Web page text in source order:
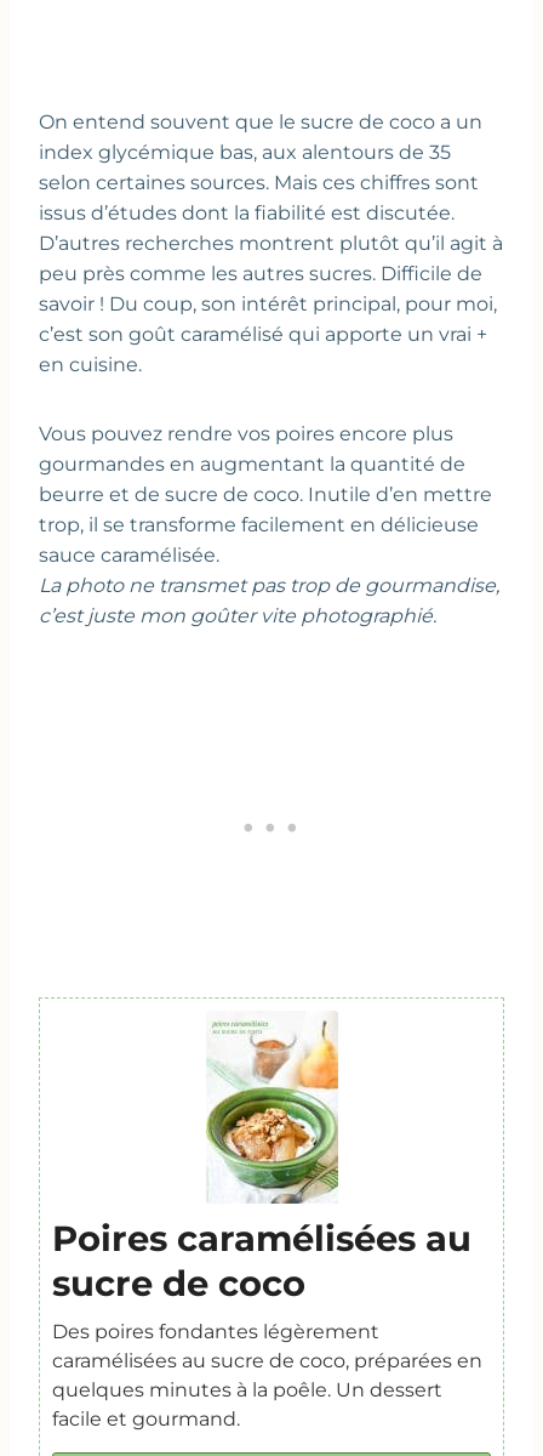
On entend souvent que le sucre de coco a un
index glycémique bas, aux alentours de 35
selon certaines sources. Mais ces chiffres sont
issus d’études dont la fiabilité est discutée.
D’autres recherches montrent plutôt qu’il agit à
peu près comme les autres sucres. Difficile de
savoir ! Du coup, son intérêt principal, pour moi,
c’est son goût caramélisé qui apporte un vrai +
en cuisine.
Vous pouvez rendre vos poires encore plus
gourmandes en augmentant la quantité de
beurre et de sucre de coco. Inutile d’en mettre
trop, il se transforme facilement en délicieuse
sauce caramélisée.
La photo ne transmet pas trop de gourmandise,
c’est juste mon goûter vite photographié.
Poires caramélisées au
sucre de coco
Des poires fondantes légèrement
caramélisées au sucre de coco, préparées en
quelques minutes à la poêle. Un dessert
facile et gourmand.